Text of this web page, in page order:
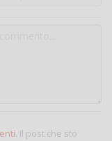
. Il post che sto